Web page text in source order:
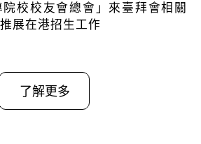
院校校友會總會」來臺拜會相關
展在港招生工作
了解更多